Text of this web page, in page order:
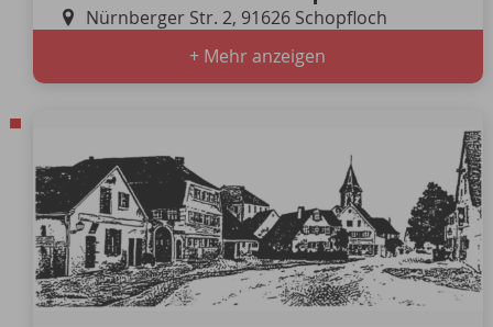
Nürnberger Str. 2, 91626 Schopfloch
+ Mehr anzeigen